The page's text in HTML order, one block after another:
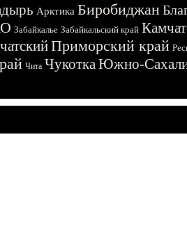
Арктика Биробиджан
Забайкалье Забайкальский край
Приморский край
Чита ЧукоткаЮжно-